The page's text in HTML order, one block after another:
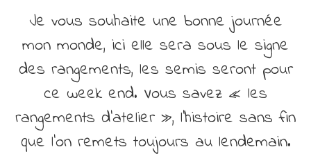
Je vous souhaite une bonne journée
mon monde, ici elle sera sous le signe
des rangements, les semis seront pour
ce week end. Vous savez « les
rangements d’atelier », l’histoire sans fin
que l’on remets toujours au lendemain.